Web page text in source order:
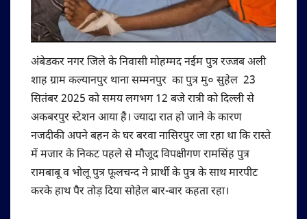
अंबेडकर नगर जिले के निवासी मोहम्मद नईम पुत्र रज्जब अली
शाह ग्राम कल्यानपुर थाना सम्मनपुर का पुत्र मु० सुहेल 23
सितंबर 2025 को समय लगभग 12 बजे रात्री को दिल्ली से
अकबरपुर स्टेशन आया है। ज्यादा रात हो जाने के कारण
नजदीकी अपने बहन के घर बरवा नासिरपुर जा रहा था कि रास्ते
में मजार के निकट पहले से मौजूद विपक्षीगण रामसिंह पुत्र
रामबाबू व भोलू पुत्र फूलचन्द ने प्रार्थी के पुत्र के साथ मारपीट
करके हाथ पैर तोड़ दिया सोहेल बार-बार कहता रहा।